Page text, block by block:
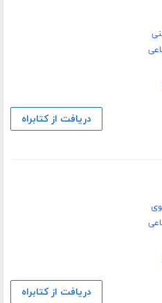
دریافت از کتابراه
دریافت از کتابراه